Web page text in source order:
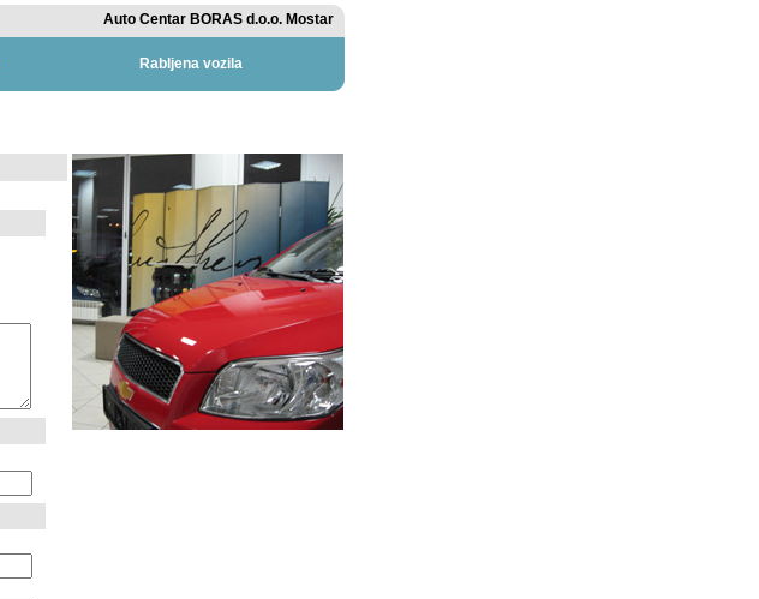
Auto Centar BORAS d.o.o. Mostar
Rabljena vozila